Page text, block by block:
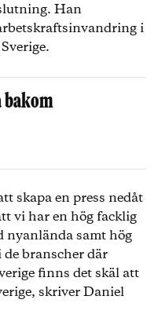
Han
i
bakom
skapa en press nedåt
vi har en hög facklig
nyanlända samt hög
branscher där
finns det skäl att
skriver Daniel